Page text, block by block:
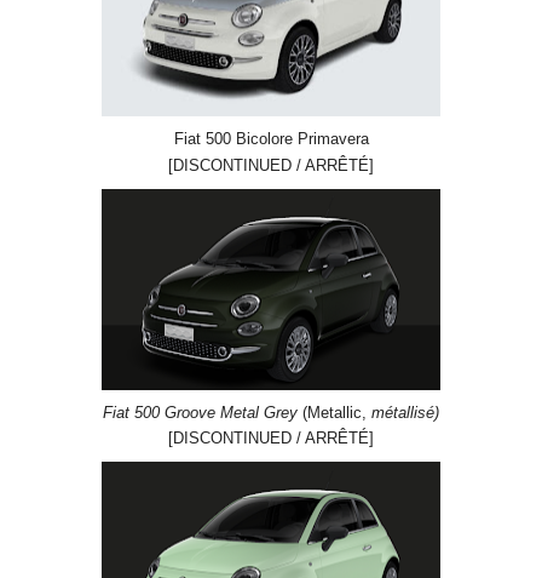
Fiat 500 Bicolore Primavera
[DISCONTINUED / ARRÊTÉ]
Fiat 500 Groove Metal Grey (Metallic, métallisé)
[DISCONTINUED / ARRÊTÉ]